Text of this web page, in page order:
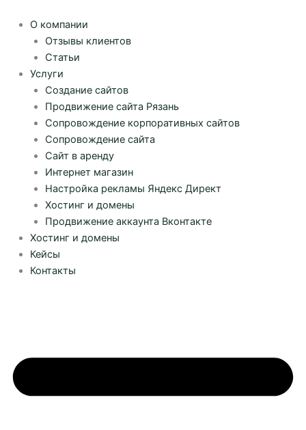
содержимому
О компании
Отзывы клиентов
Статьи
Услуги
Создание сайтов
Продвижение сайта Рязань
Сопровождение корпоративных сайтов
Сопровождение сайта
Сайт в аренду
Интернет магазин
Настройка рекламы Яндекс Директ
Хостинг и домены
Продвижение аккаунта Вконтакте
Хостинг и домены
Кейсы
Контакты